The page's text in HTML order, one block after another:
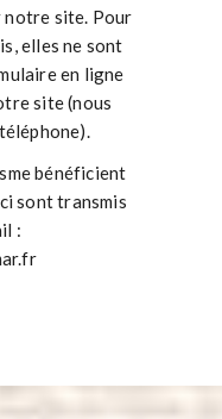
notre site. Pour
elles ne sont
en ligne
site (nous
bénéficient
sont transmis
: